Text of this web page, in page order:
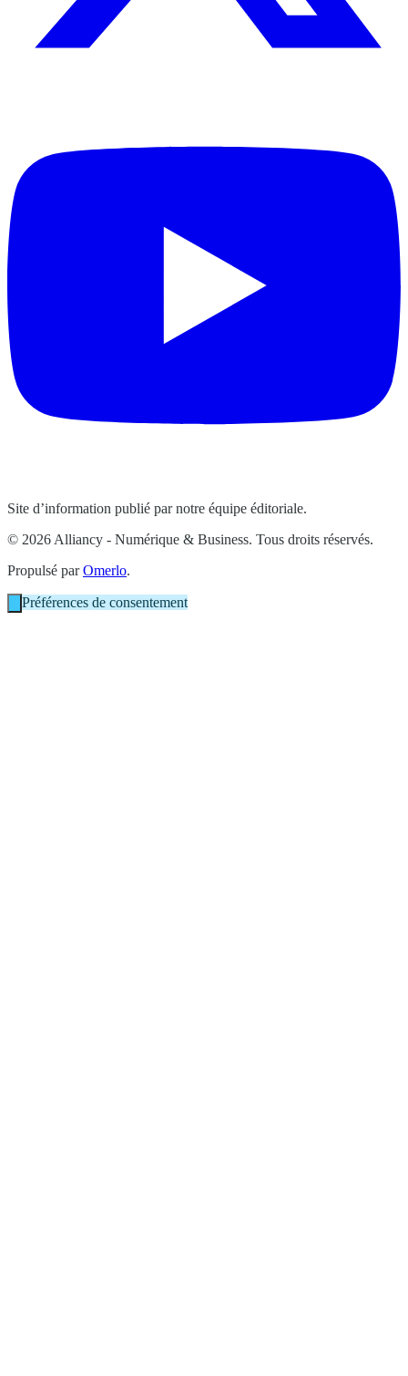
Site d’information publié par notre équipe éditoriale.
© 2026 Alliancy - Numérique & Business. Tous droits réservés.
Propulsé parOmerlo.
Préférences de consentement